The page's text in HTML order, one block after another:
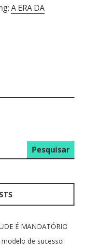
A ERA DA
É MANDATÓRIO
de sucesso